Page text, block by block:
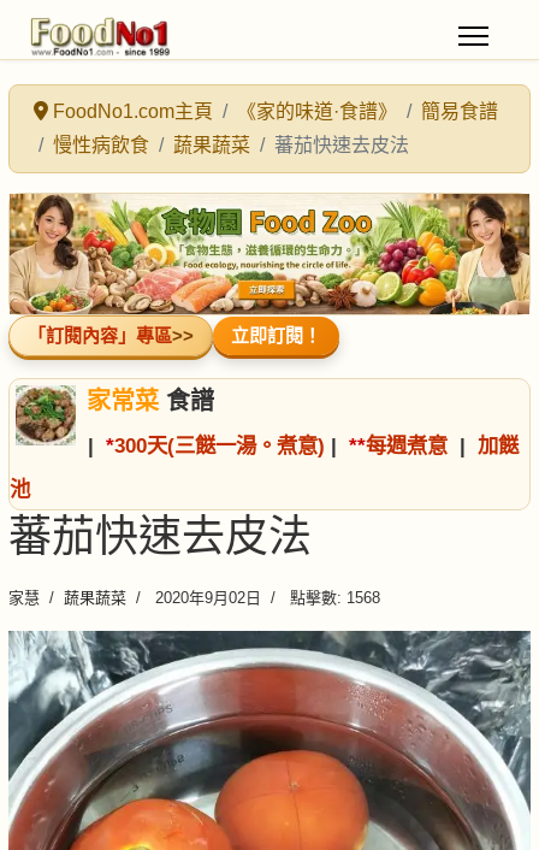
FoodNo1.com主頁 《家的味道·食譜》
簡易食譜
慢性病飲食
蔬果蔬菜 蕃茄快速去皮法
「訂閱內容」專區>> 立即訂閱！
家常菜食譜
| *300天(三餸一湯。煮意) | **每週煮意 | 加餸
池
蕃茄快速去皮法
家慧 蔬果蔬菜 2020年9月02日 點擊數: 1568